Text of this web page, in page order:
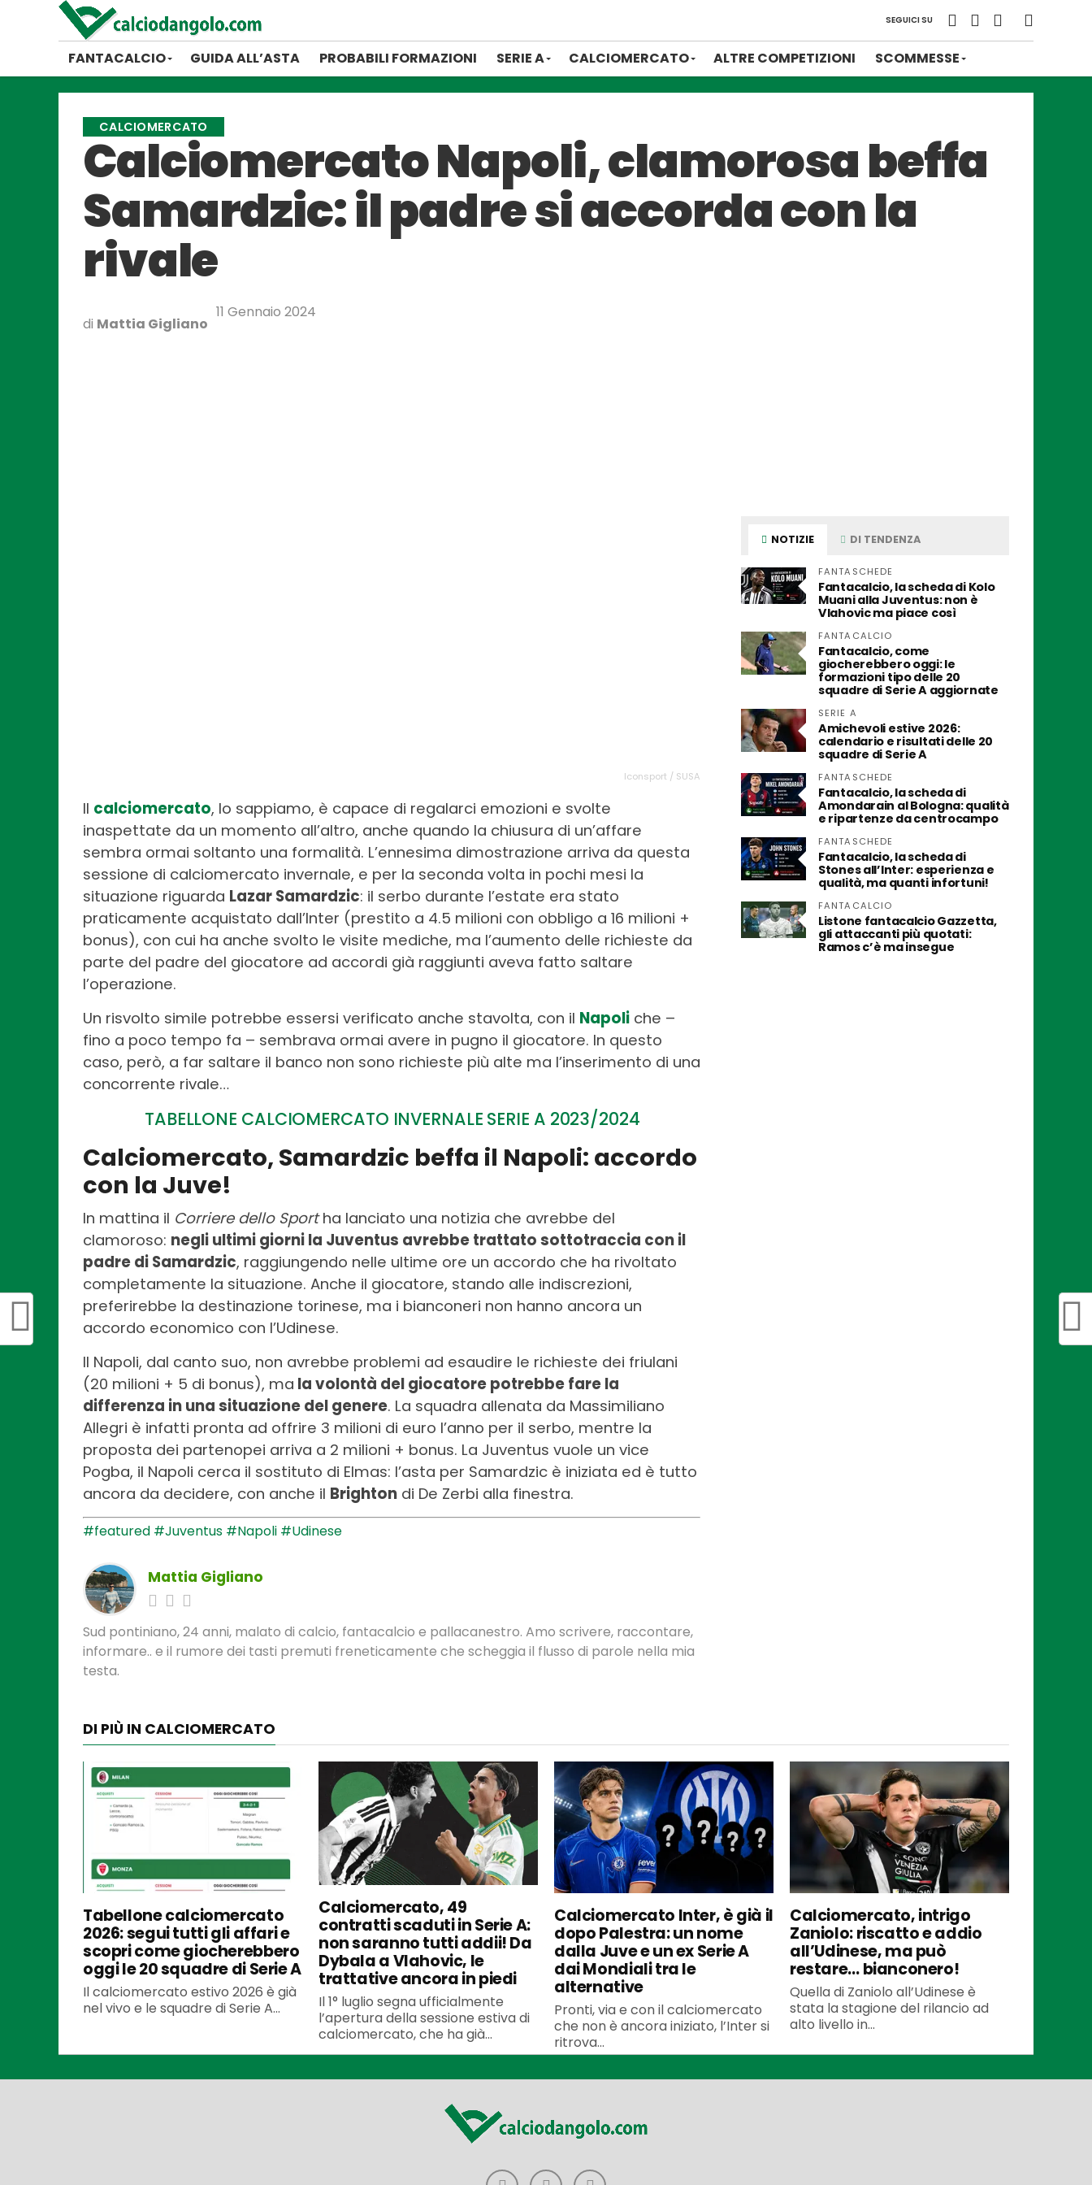
SEGUICI SU
FANTACALCIO GUIDA ALL’ASTA PROBABILI FORMAZIONI SERIE A CALCIOMERCATO ALTRE COMPETIZIONI SCOMMESSE
CALCIOMERCATO
Calciomercato Napoli, clamorosa beffa
Samardzic: il padre si accorda con la
rivale
di Mattia Gigliano
11 Gennaio 2024
Iconsport / SUSA
Il calciomercato, lo sappiamo, è capace di regalarci emozioni e svolte
inaspettate da un momento all’altro, anche quando la chiusura di un’affare
sembra ormai soltanto una formalità. L’ennesima dimostrazione arriva da questa
sessione di calciomercato invernale, e per la seconda volta in pochi mesi la
situazione riguarda Lazar Samardzic: il serbo durante l’estate era stato
praticamente acquistato dall’Inter (prestito a 4.5 milioni con obbligo a 16 milioni +
bonus), con cui ha anche svolto le visite mediche, ma l’aumento delle richieste da
parte del padre del giocatore ad accordi già raggiunti aveva fatto saltare
l’operazione.
Un risvolto simile potrebbe essersi verificato anche stavolta, con il Napoli che –
fino a poco tempo fa – sembrava ormai avere in pugno il giocatore. In questo
caso, però, a far saltare il banco non sono richieste più alte ma l’inserimento di una
concorrente rivale…
TABELLONE CALCIOMERCATO INVERNALE SERIE A 2023/2024
Calciomercato, Samardzic beffa il Napoli: accordo
con la Juve!
In mattina il Corriere dello Sportha lanciato una notizia che avrebbe del
clamoroso: negli ultimi giorni la Juventus avrebbe trattato sottotraccia con il
padre di Samardzic, raggiungendo nelle ultime ore un accordo che ha rivoltato
completamente la situazione. Anche il giocatore, stando alle indiscrezioni,
preferirebbe la destinazione torinese, ma i bianconeri non hanno ancora un
accordo economico con l’Udinese.
Il Napoli, dal canto suo, non avrebbe problemi ad esaudire le richieste dei friulani
(20 milioni + 5 di bonus), ma la volontà del giocatore potrebbe fare la
differenza in una situazione del genere. La squadra allenata da Massimiliano
Allegri è infatti pronta ad offrire 3 milioni di euro l’anno per il serbo, mentre la
proposta dei partenopei arriva a 2 milioni + bonus. La Juventus vuole un vice
Pogba, il Napoli cerca il sostituto di Elmas: l’asta per Samardzic è iniziata ed è tutto
ancora da decidere, con anche il Brighton di De Zerbi alla finestra.
#featured #Juventus #Napoli #Udinese
Mattia Gigliano
Sud pontiniano, 24 anni, malato di calcio, fantacalcio e pallacanestro. Amo scrivere, raccontare,
informare.. e il rumore dei tasti premuti freneticamente che scheggia il flusso di parole nella mia
testa.
NOTIZIE DI TENDENZA
FANTASCHEDE
Fantacalcio, la scheda di Kolo
Muani alla Juventus: non è
Vlahovic ma piace così
FANTACALCIO
Fantacalcio, come
giocherebbero oggi: le
formazioni tipo delle 20
squadre di Serie A aggiornate
SERIE A
Amichevoli estive 2026:
calendario e risultati delle 20
squadre di Serie A
FANTASCHEDE
Fantacalcio, la scheda di
Amondarain al Bologna: qualità
e ripartenze da centrocampo
FANTASCHEDE
Fantacalcio, la scheda di
Stones all’Inter: esperienza e
qualità, ma quanti infortuni!
FANTACALCIO
Listone fantacalcio Gazzetta,
gli attaccanti più quotati:
Ramos c’è ma insegue
DI PIÙ IN CALCIOMERCATO
Tabellone calciomercato
2026: segui tutti gli affari e
scopri come giocherebbero
oggi le 20 squadre di Serie A
Il calciomercato estivo 2026 è già
nel vivo e le squadre di Serie A...
Calciomercato, 49
contratti scaduti in Serie A:
non saranno tutti addii! Da
Dybala a Vlahovic, le
trattative ancora in piedi
Il 1° luglio segna ufficialmente
l’apertura della sessione estiva di
calciomercato, che ha già...
Calciomercato Inter, è già il
dopo Palestra: un nome
dalla Juve e un ex Serie A
dai Mondiali tra le
alternative
Pronti, via e con il calciomercato
che non è ancora iniziato, l’Inter si
ritrova...
Calciomercato, intrigo
Zaniolo: riscatto e addio
all’Udinese, ma può
restare… bianconero!
Quella di Zaniolo all’Udinese è
stata la stagione del rilancio ad
alto livello in...